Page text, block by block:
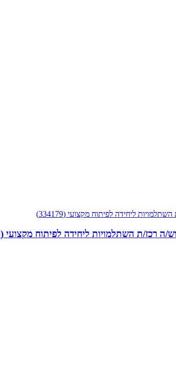
רכז/ת השתלמויות ליחידה לפיתוח מקצועי (334179)